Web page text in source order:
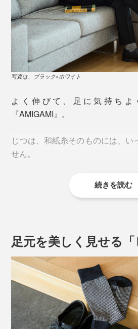
写真は、左からブラック×ホワイト、ホワイト×
ラック×ベージュ
「美濃和紙」といえば、日本に現
ることで有名です。
和紙」ですが、『AMIGAMI』は
水に強い和紙の糸で編んでいます。
専用にすいた「美濃和紙」を、
（切れ端）」に裂いて、細く、細
写真は、ブラック×ホワイト
よく伸びて、足に気持ちよ
『AMIGAMI』。
じつは、和紙糸そのものには、い
せん。
続きを読む
足元を美しく見せる「